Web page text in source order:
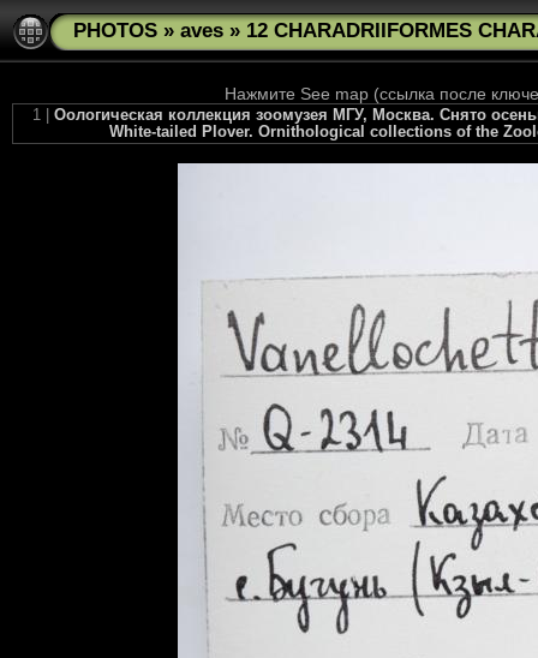
PHOTOS » aves » 12 CHARADRIIFORMES
Нажмите See map (ссылка после
1 | Оологическая коллекция зоомузея МГУ, Москва. Снято
White-tailed Plover. Ornithological collections of the